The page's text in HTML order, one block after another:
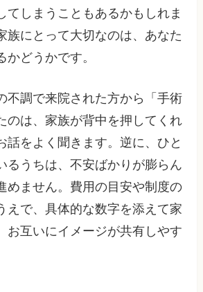
てしまうこともあるかもしれま
族にとって大切なのは、あなた
かどうかです。
不調で来院された方から「手術
のは、家族が背中を押してくれ
話をよく聞きます。逆に、ひと
るうちは、不安ばかりが膨らん
めません。費用の目安や制度の
えで、具体的な数字を添えて家
お互いにイメージが共有しやす